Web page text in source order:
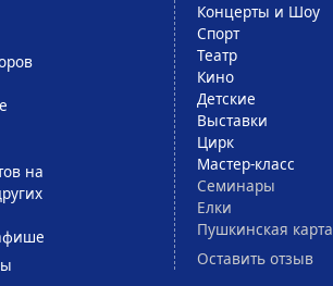
на
Концерты и Шоу
Спорт
Театр
Кино
Детские
Выставки
Цирк
Мастер-класс
Семинары
Елки
Пушкинская карта
Оставить отзыв